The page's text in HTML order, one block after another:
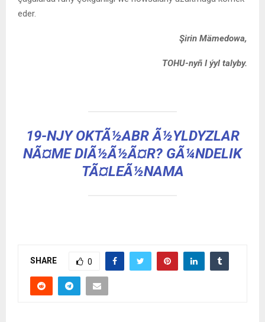
eder.
Şirin Mämedowa,
TOHU-nyñ I ýyl talyby.
19-NJY OKTÃ½ABR Ã½YLDYZLAR
NÃ¤ME DIÃ½Ã½Ã¤R? GÃ¼NDELIK
TÃ¤LEÃ½NAMA
SHARE 0